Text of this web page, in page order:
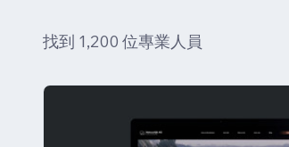
找到 1,200 位專業人員